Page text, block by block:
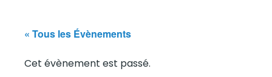
« Tous les Évènements
Cet évènement est passé.